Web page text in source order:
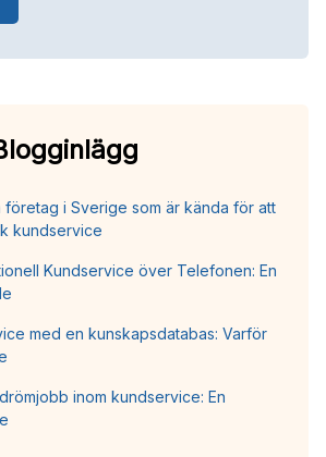
företag i Sverige som är kända för att
kundservice
Kundservice över Telefonen: En
med en kunskapsdatabas: Varför
inom kundservice: En